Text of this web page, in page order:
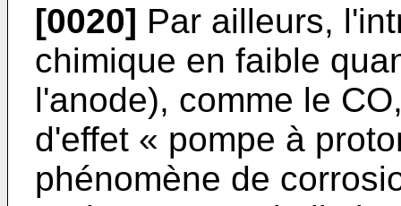
[0020] Par ailleurs,
chimique en faible
l'anode), comme le
d'effet « pompe à
phénomène de